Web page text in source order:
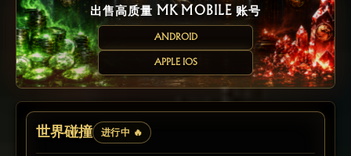
出售高质量 MK MOBILE 账号
ANDROID
APPLE IOS
世界碰撞 进行中 🔥